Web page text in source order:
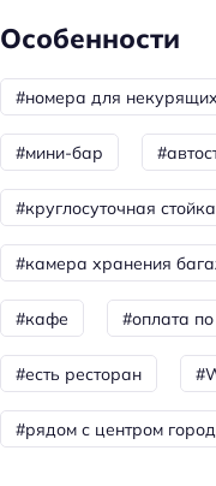
Парковка
Услуги
Массаж
Главное
Wi-fi
Парковка
Оплата картой
Особенности
#номера для некурящих
#мини-бар
#круглосуточная
#камера хранения
#кафе #оплата
#есть ресторан
#рядом с центром